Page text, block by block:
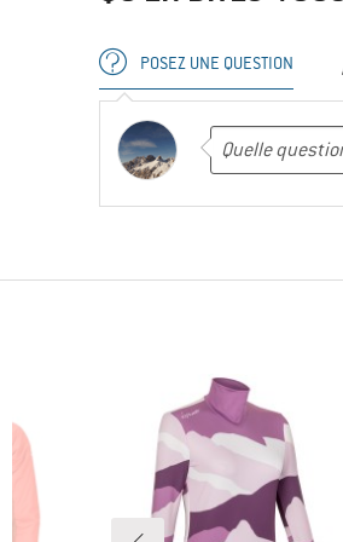
POSEZ UNE QUESTION